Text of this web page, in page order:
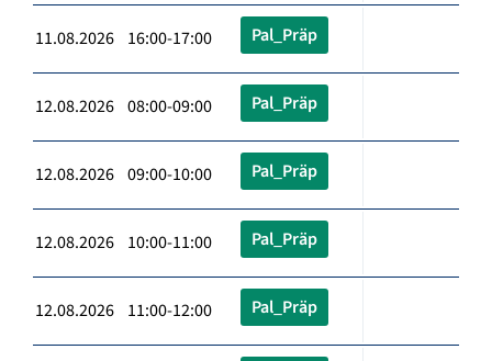
11.08.2026 16:00-17:00 Pal_Präp
12.08.2026 08:00-09:00 Pal_Präp
12.08.2026 09:00-10:00 Pal_Präp
12.08.2026 10:00-11:00 Pal_Präp
12.08.2026 11:00-12:00 Pal_Präp